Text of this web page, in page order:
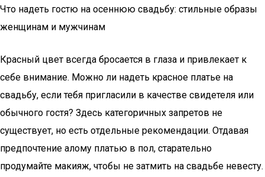
Что надеть гостю на осеннюю свадьбу: стильные образы
женщинам и мужчинам
Красный цвет всегда бросается в глаза и привлекает к
себе внимание. Можно ли надеть красное платье на
свадьбу, если тебя пригласили в качестве свидетеля или
обычного гостя? Здесь категоричных запретов не
существует, но есть отдельные рекомендации. Отдавая
предпочтение алому платью в пол, старательно
продумайте макияж, чтобы не затмить на свадьбе невесту.